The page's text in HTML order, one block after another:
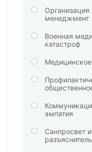
Организация
менеджмент
Военная
катастроф
эмпатия
Санпросвет